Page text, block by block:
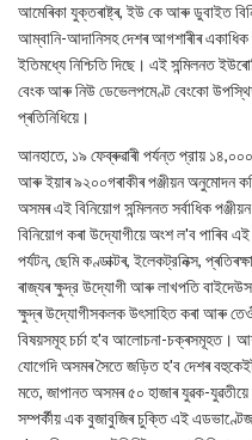
আমেৰিকা যুক্তৰাষ্ট্ৰ, ইউ কে আৰু ডুবাইত
আম্বানি-আদানিসহ দেশৰ আগশাৰীৰ
ইতিমধ্যে নিশ্চিতি দিছে। এই সন্মিলনত
বেংক আৰু নিউ ডেভেলপমেণ্ট বেংকো
প্ৰতিনিধিয়ে।
আনহাতে, ১৯ ফেব্ৰুৱাৰী পৰ্যন্ত প্রায় ১৪,০০০
আৰু ইয়াৰ ৯২০০গৰাকীৰ পঞ্জীয়ন অনুমোদন
অসমৰ এই বিনিয়োগ সন্মিলনত সর্বাধিক
বিনিয়োগ কৰা উদ্যোগীয়ে অংশ ল'ব পাৰিব
পর্যটন, ছেমি কণ্ডাক্টৰ, ইলেকট্রনিক্স,
ৰাজ্যৰ ক্ষুদ্র উদ্যোগী আৰু লাখপতি
ক্ষুদ্ৰ উদ্যোগীসকলক উৎসাহিত কৰা আৰু
বিষয়সমূহ চর্চা হ'ব আলোচনা-চক্ৰসমূহত।
যোগেদি অসমৰ সৈতে জড়িত হ'ব দেশৰ
মতে, জাপানত অসমৰ ৫০ হাজাৰ যুৱক-
সম্পৰ্কীয় এক বুজাবুজিৰ চুক্তি এই